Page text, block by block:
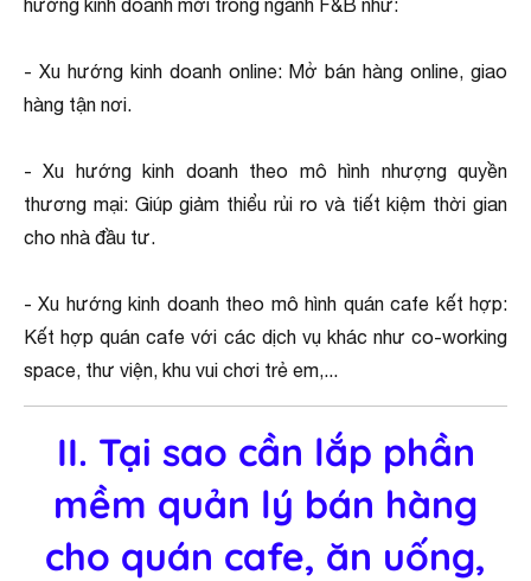
hướng kinh doanh mới trong ngành F&B như:
- Xu hướng kinh doanh online: Mở bán hàng online, giao
hàng tận nơi.
- Xu hướng kinh doanh theo mô hình nhượng quyền
thương mại: Giúp giảm thiểu rủi ro và tiết kiệm thời gian
cho nhà đầu tư.
- Xu hướng kinh doanh theo mô hình quán cafe kết hợp:
Kết hợp quán cafe với các dịch vụ khác như co-working
space, thư viện, khu vui chơi trẻ em,...
II. Tại sao cần lắp phần
mềm quản lý bán hàng
cho quán cafe, ăn uống,